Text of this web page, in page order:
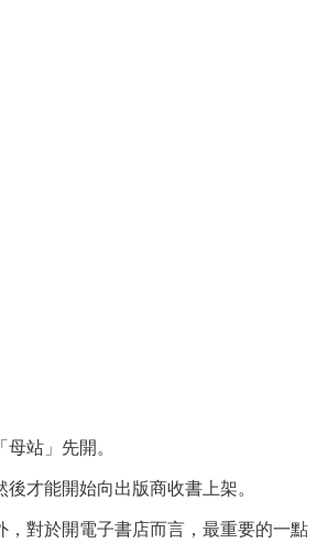
站」先開。
才能開始向出版商收書上架。
對於開電子書店而言，最重要的一點